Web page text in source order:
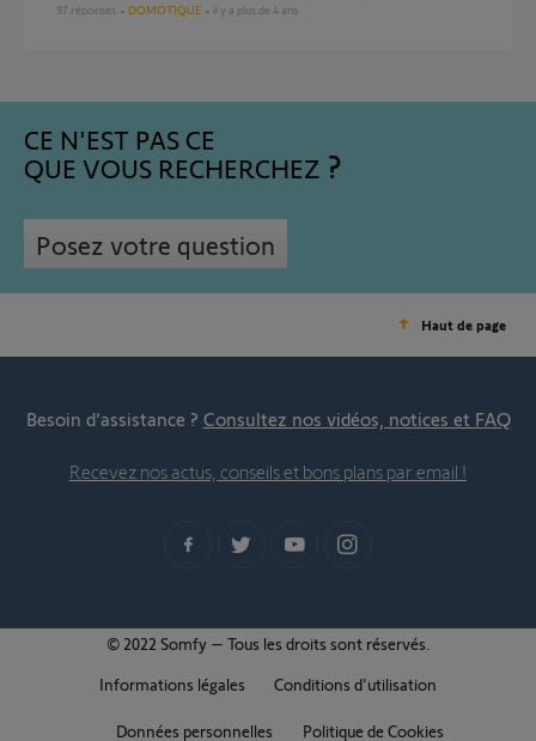
97 réponses DOMOTIQUE il y a plus de 4 ans
CE N'EST PAS CE
QUE VOUS RECHERCHEZ
Posez votre question
Haut de page
Besoin d’assistance ? Consultez nos vidéos, notices et FAQ
Recevez nos actus, conseils et bons plans par email !
© 2022 Somfy – Tous les droits sont réservés.
Informations légales
Conditions d'utilisation
Données personnelles Politique de Cookies